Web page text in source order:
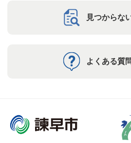
見つからな
よくある質